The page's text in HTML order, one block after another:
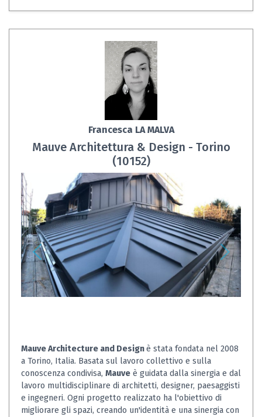
Francesca LA MALVA
Mauve Architettura & Design - Torino
(10152)
Mauve Architecture and Designè stata fondata nel 2008
a Torino, Italia. Basata sul lavoro collettivo e sulla
conoscenza condivisa, Mauve è guidata dalla sinergia e dal
lavoro multidisciplinare di architetti, designer, paesaggisti
e ingegneri. Ogni progetto realizzato ha l'obiettivo di
migliorare gli spazi, creando un'identità e una sinergia con